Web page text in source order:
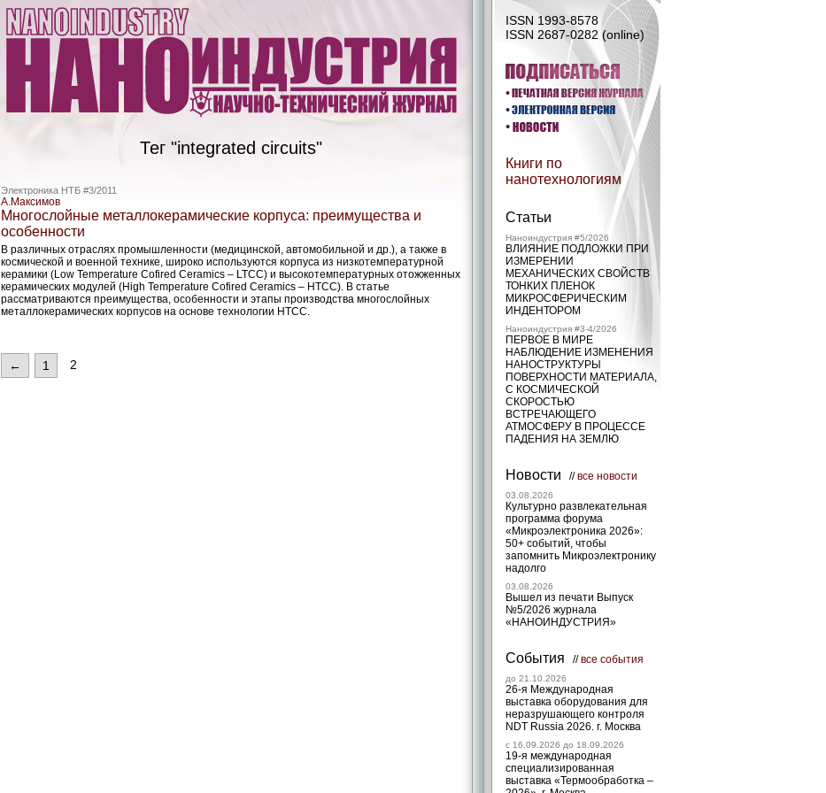
ISSN 1993-8578
ISSN 2687-0282 (online)
Книги по
нанотехнологиям
Статьи
Наноиндустрия #5/2026
ВЛИЯНИЕ ПОДЛОЖКИ ПРИ
ИЗМЕРЕНИИ
МЕХАНИЧЕСКИХ СВОЙСТВ
ТОНКИХ ПЛЕНОК
МИКРОСФЕРИЧЕСКИМ
ИНДЕНТОРОМ
Наноиндустрия #3-4/2026
ПЕРВОЕ В МИРЕ
НАБЛЮДЕНИЕ ИЗМЕНЕНИЯ
НАНОСТРУКТУРЫ
ПОВЕРХНОСТИ МАТЕРИАЛА,
С КОСМИЧЕСКОЙ
СКОРОСТЬЮ
ВСТРЕЧАЮЩЕГО
АТМОСФЕРУ В ПРОЦЕССЕ
ПАДЕНИЯ НА ЗЕМЛЮ
Новости //все новости
03.08.2026
Культурно развлекательная
программа форума
«Микроэлектроника 2026»:
50+ событий, чтобы
запомнить Микроэлектронику
надолго
03.08.2026
Вышел из печати Выпуск
№5/2026 журнала
«НАНОИНДУСТРИЯ»
События //все события
до 21.10.2026
26-я Международная
выставка оборудования для
неразрушающего контроля
NDT Russia 2026. г. Москва
c 16.09.2026 до 18.09.2026
19-я международная
специализированная
выставка «Термообработка –
Тег "integrated circuits"
Электроника НТБ #3/2011
А.Максимов
Многослойные металлокерамические корпуса: преимущества и
особенности
В различных отраслях промышленности (медицинской, автомобильной и др.), а также в
космической и военной технике, широко используются корпуса из низкотемпературной
керамики (Low Temperature Cofired Ceramics – LTCC) и высокотемпературных отожженных
керамических модулей (High Temperature Cofired Ceramics – HTCC). В статье
рассматриваются преимущества, особенности и этапы производства многослойных
металлокерамических корпусов на основе технологии HTCC.
← 1 2